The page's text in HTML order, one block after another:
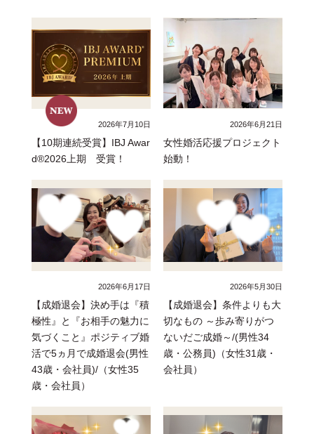
2026年7月10日
【10期連続受賞】IBJ Awar
d®2026上期 受賞！
2026年6月21日
女性婚活応援プロジェクト
始動！
2026年6月17日
【成婚退会】決め手は『積
極性』と『お相手の魅力に
気づくこと』ポジティブ婚
活で5ヵ月で成婚退会(男性
43歳・会社員)/（女性35
歳・会社員）
2026年5月30日
【成婚退会】条件よりも大
切なもの ～歩み寄りがつ
ないだご成婚～/(男性34
歳・公務員)（女性31歳・
会社員）